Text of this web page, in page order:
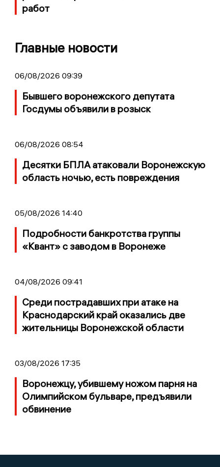
работ
Главные новости
06/08/2026 09:39
Бывшего воронежского депутата
Госдумы объявили в розыск
06/08/2026 08:54
Десятки БПЛА атаковали Воронежскую
область ночью, есть повреждения
05/08/2026 14:40
Подробности банкротства группы
«Квант» с заводом в Воронеже
04/08/2026 09:41
Среди пострадавших при атаке на
Краснодарский край оказались две
жительницы Воронежской области
03/08/2026 17:35
Воронежцу, убившему ножом парня на
Олимпийском бульваре, предъявили
обвинение